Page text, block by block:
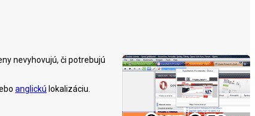
nevyhovujú, či potrebujú
anglickú lokalizáciu.